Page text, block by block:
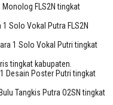
Monolog FLS2N tingkat
Solo Vokal Putra FLS2N
1 Solo Vokal Putri tingkat
tingkat kabupaten.
Desain Poster Putri tingkat
Tangkis Putra O2SN tingkat